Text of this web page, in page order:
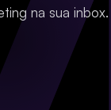
na sua inbox.